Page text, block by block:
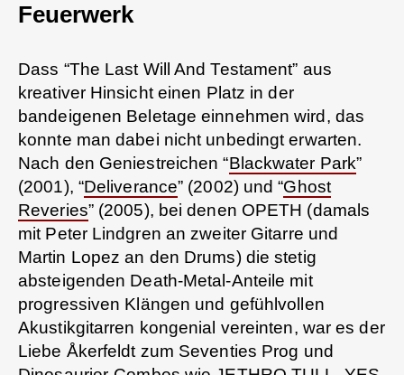
Feuerwerk
Dass “The Last Will And Testament” aus
kreativer Hinsicht einen Platz in der
bandeigenen Beletage einnehmen wird, das
konnte man dabei nicht unbedingt erwarten.
Nach den Geniestreichen “Blackwater Park”
(2001), “Deliverance” (2002) und “Ghost
Reveries” (2005), bei denen OPETH (damals
mit Peter Lindgren an zweiter Gitarre und
Martin Lopez an den Drums) die stetig
absteigenden Death-Metal-Anteile mit
progressiven Klängen und gefühlvollen
Akustikgitarren kongenial vereinten, war es der
Liebe Åkerfeldt zum Seventies Prog und